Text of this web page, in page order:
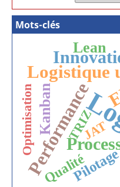
Mots-clés
Logistique
Performance
Kanban
Lean
Pilotage
Qualité
TRIZJAT
Optimisation